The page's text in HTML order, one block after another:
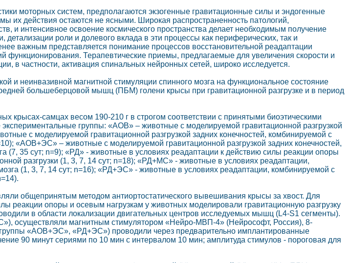
моторных систем, предполагаются экзогенные гравитационные силы и эндогенные
их действия остаются не ясными. Широкая распространенность патологий,
и интенсивное освоение космического пространства делает необходимым получение
роли и долевого вклада в эти процессы как периферических, так и
важным представляется понимание процессов восстановительной реадаптации
функционирования. Терапевтические приемы, предлагаемые для увеличения скорости и
в частности, активация спинальных нейронных сетей, широко исследуется.
и неинвазивной магнитной стимуляции спинного мозга на функциональное состояние
большеберцовой мышц (ПБМ) голени крысы при гравитационной разгрузке и в период
крысах-самцах весом 190-210 г в строгом соответствии с принятыми биоэтическими
группы: «АОВ» – животные с моделируемой гравитационной разгрузкой
с моделируемой гравитационной разгрузкой задних конечностей, комбинируемой с
«АОВ+ЭС» – животные с моделируемой гравитационной разгрузкой задних конечностей,
(7, 35 сут; n=9); «РД» - животные в условиях реадаптации к действию силы реакции опоры
разгрузки (1, 3, 7, 14 сут; n=18); «РД+МС» - животные в условиях реадаптации,
(1, 3, 7, 14 сут; n=16); «РД+ЭС» - животные в условиях реадаптации, комбинируемой с
общепринятым методом антиортостатического вывешивания крысы за хвост. Для
реакции опоры и осевым нагрузкам у животных моделировали гравитационную разгрузку
в области локализации двигательных центров исследуемых мышц (L4-S1 сегменты).
осуществляли магнитным стимулятором «Нейро-МВП-4» (Нейрософт, Россия), 8-
«АОВ+ЭС», «РД+ЭС») проводили через предварительно имплантированные
90 минут сериями по 10 мин с интервалом 10 мин; амплитуда стимулов - пороговая для